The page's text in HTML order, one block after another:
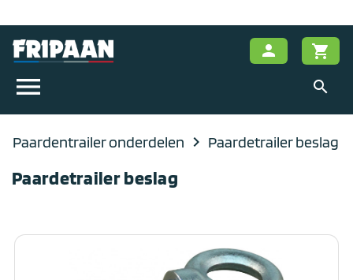
menu search
person shopping_cart
Paardentrailer onderdelen navigate_next Paardetrailer beslag
Paardetrailer beslag